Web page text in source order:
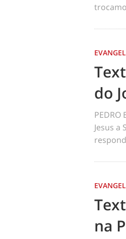
do
Jesus a
na